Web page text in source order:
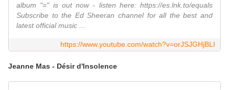
album "=" is out now - listen here: https://es.lnk.to/equals
Subscribe to the Ed Sheeran channel for all the best and
latest official music ...
https://www.youtube.com/watch?v=orJSJGHjBLI
Jeanne Mas - Désir d'Insolence